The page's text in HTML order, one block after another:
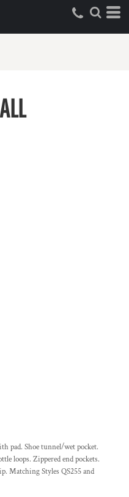
pad. Shoe tunnel/wet pocket.
loops. Zippered end pockets.
Matching Styles QS255 and